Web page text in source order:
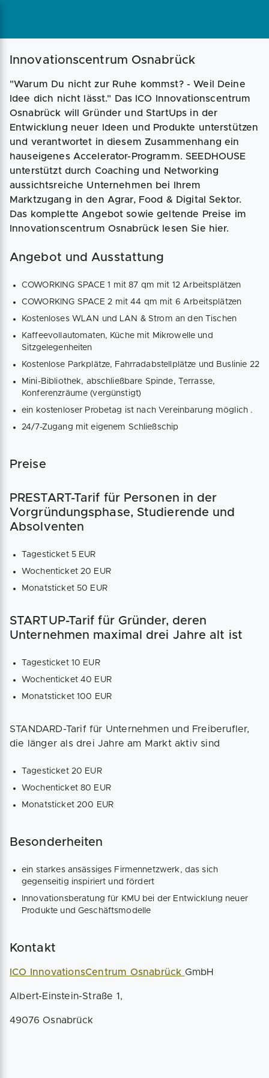
Magazin Businessplan Fördermittel
Innovationscentrum Osnabrück
"Warum Du nicht zur Ruhe kommst? - Weil Deine
Idee dich nicht lässt." Das ICO Innovationscentrum
Osnabrück will Gründer und StartUps in der
Entwicklung neuer Ideen und Produkte unterstützen
und verantwortet in diesem Zusammenhang ein
hauseigenes Accelerator-Programm. SEEDHOUSE
unterstützt durch Coaching und Networking
aussichtsreiche Unternehmen bei Ihrem
Marktzugang in den Agrar, Food & Digital Sektor.
Das komplette Angebot sowie geltende Preise im
Innovationscentrum Osnabrück lesen Sie hier.
Angebot und Ausstattung
COWORKING SPACE 1 mit 87 qm mit 12 Arbeitsplätzen
COWORKING SPACE 2 mit 44 qm mit 6 Arbeitsplätzen
Kostenloses WLAN und LAN & Strom an den Tischen
Kaffeevollautomaten, Küche mit Mikrowelle und
Sitzgelegenheiten
Kostenlose Parkplätze, Fahrradabstellplätze und Buslinie 22
Mini-Bibliothek, abschließbare Spinde, Terrasse,
Konferenzräume (vergünstigt)
ein kostenloser Probetag ist nach Vereinbarung möglich .
24/7-Zugang mit eigenem Schließschip
Preise
PRESTART-Tarif für Personen in der
Vorgründungsphase, Studierende und
Absolventen
Tagesticket 5 EUR
Wochenticket 20 EUR
Monatsticket 50 EUR
STARTUP-Tarif für Gründer, deren
Unternehmen maximal drei Jahre alt ist
Tagesticket 10 EUR
Wochenticket 40 EUR
Monatsticket 100 EUR
STANDARD-Tarif für Unternehmen und Freiberufler,
die länger als drei Jahre am Markt aktiv sind
Tagesticket 20 EUR
Wochenticket 80 EUR
Monatsticket 200 EUR
Besonderheiten
ein starkes ansässiges Firmennetzwerk, das sich
gegenseitig inspiriert und fördert
Innovationsberatung für KMU bei der Entwicklung neuer
Produkte und Geschäftsmodelle
Kontakt
ICO InnovationsCentrum Osnabrück GmbH
Albert-Einstein-Straße 1,
49076 Osnabrück